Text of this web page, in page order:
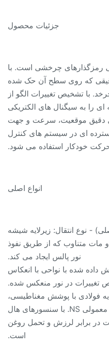
جزئیات محصول
چرخشی است. با
که روی سطح آن حک شده
تشخیص تغییرات الگو از
به سیگنال های الکتریکی
موقعیت، سرعت و جهت
ای در سیستم های کنترل
خودکار استفاده می شود.
انواع اصلی
انتقال: زیرلایه شیشه
متناوب که از طریق نفوذ
نور پالس ایجاد می کند.
شده با نواحی با انعکاس
در نور منعکس شده.
با پوشش مغناطیسی،
مغناطیسی شده با قطب های معمولی NS. با سنسورهای هال
برابر لرزش و تحمل روغن
است.